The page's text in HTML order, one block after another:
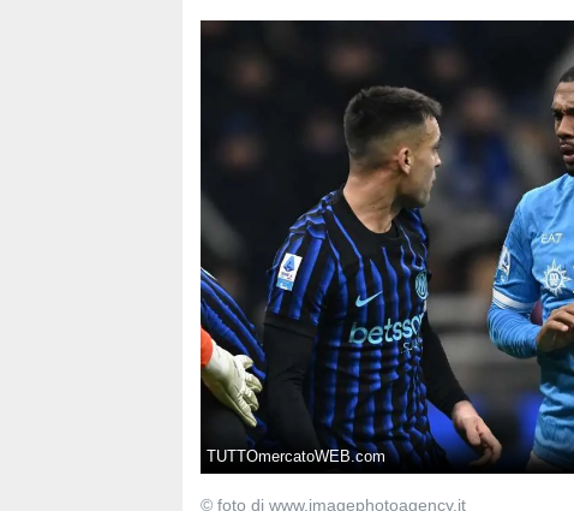
TUTTOmercatoWEB.com
© foto di www.imagephotoagency.it